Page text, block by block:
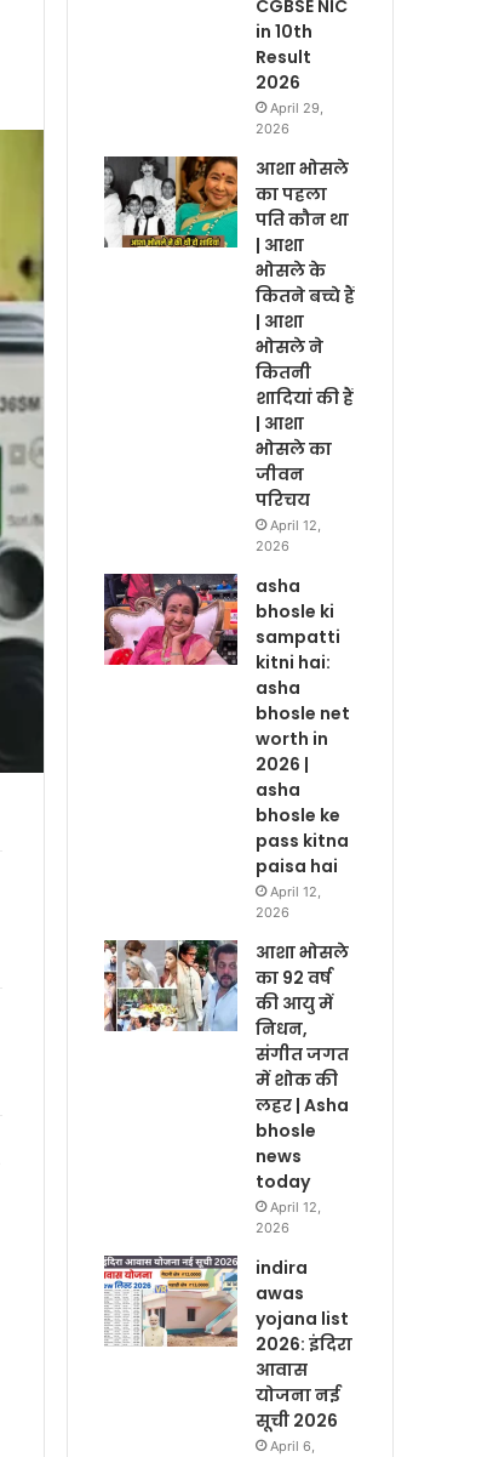
CGBSE NIC
in 10th
Result
2026
April 29,
2026
आशा भोसले
का पहला
पति कौन था
| आशा
भोसले के
कितने बच्चे हैं
| आशा
भोसले ने
कितनी
शादियां की हैं
| आशा
भोसले का
जीवन
परिचय
April 12,
2026
asha
bhosle ki
sampatti
kitni hai:
asha
bhosle net
worth in
2026 |
asha
bhosle ke
pass kitna
paisa hai
April 12,
2026
आशा भोसले
का 92 वर्ष
की आयु में
निधन,
संगीत जगत
में शोक की
लहर | Asha
bhosle
news
today
April 12,
2026
indira
awas
yojana list
2026: इंदिरा
आवास
योजना नई
सूची 2026
April 6,